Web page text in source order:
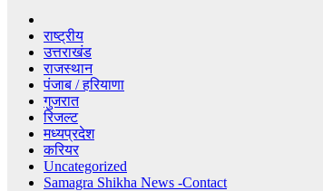
राष्ट्रीय
उत्तराखंड
राजस्थान
पंजाब / हरियाणा
गुजरात
रिजल्ट
मध्यप्रदेश
करियर
Uncategorized
Samagra Shikha News -Contact